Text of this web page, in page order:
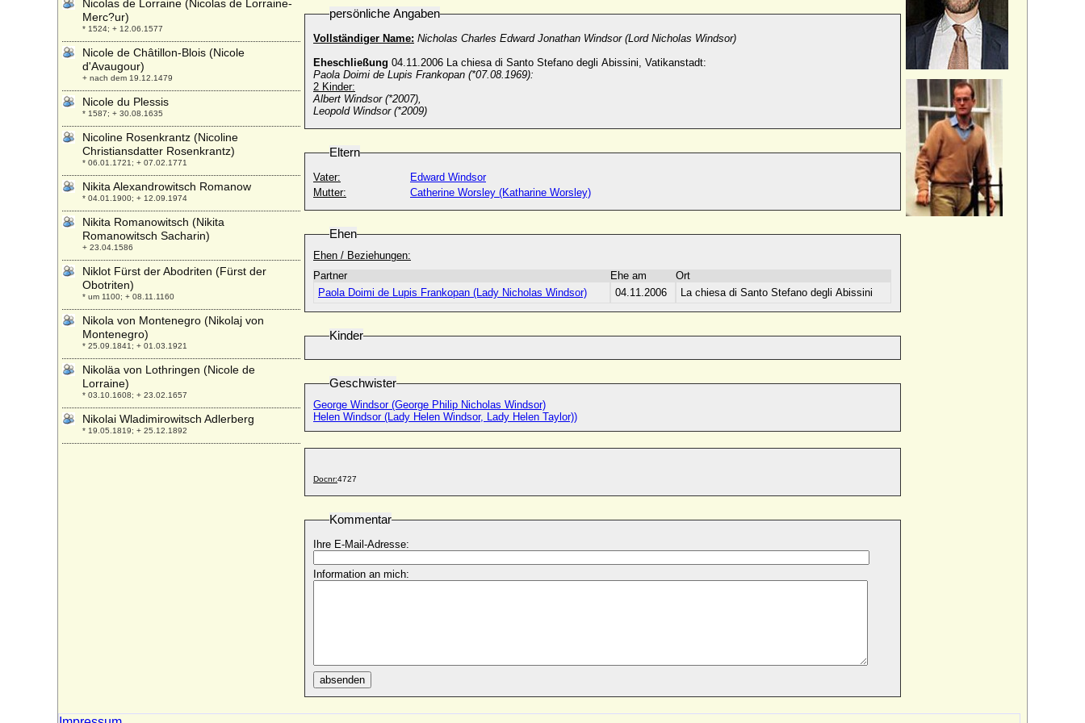
persönliche Angaben
Vollständiger Name: Nicholas Charles Edward Jonathan Windsor (Lord Nicholas Windsor)
Eheschließung 04.11.2006 La chiesa di Santo Stefano degli Abissini, Vatikanstadt:
Paola Doimi de Lupis Frankopan (*07.08.1969):
2 Kinder:
Albert Windsor (*2007),
Leopold Windsor (*2009)
Eltern
Vater:
Edward Windsor
Mutter:
Catherine Worsley (Katharine Worsley)
Ehen
Ehen / Beziehungen:
Partner
Ehe am
Ort
Paola Doimi de Lupis Frankopan (Lady Nicholas Windsor)
04.11.2006 La chiesa di Santo Stefano degli Abissini
Kinder
Geschwister
George Windsor (George Philip Nicholas Windsor)
Helen Windsor (Lady Helen Windsor, Lady Helen Taylor))
Docnr:4727
Kommentar
Ihre E-Mail-Adresse:
Information an mich:
absenden
Nicolas de Lorraine (Nicolas de Lorraine-
Merc?ur)
* 1524; + 12.06.1577
Nicole de Châtillon-Blois (Nicole
d'Avaugour)
+ nach dem 19.12.1479
Nicole du Plessis
* 1587; + 30.08.1635
Nicoline Rosenkrantz (Nicoline
Christiansdatter Rosenkrantz)
* 06.01.1721; + 07.02.1771
Nikita Alexandrowitsch Romanow
* 04.01.1900; + 12.09.1974
Nikita Romanowitsch (Nikita
Romanowitsch Sacharin)
+ 23.04.1586
Niklot Fürst der Abodriten (Fürst der
Obotriten)
* um 1100; + 08.11.1160
Nikola von Montenegro (Nikolaj von
Montenegro)
* 25.09.1841; + 01.03.1921
Nikoläa von Lothringen (Nicole de
Lorraine)
* 03.10.1608; + 23.02.1657
Nikolai Wladimirowitsch Adlerberg
* 19.05.1819; + 25.12.1892